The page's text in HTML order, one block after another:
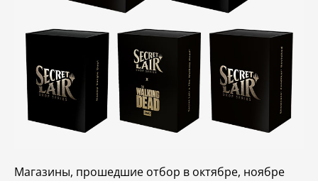
Магазины, прошедшие отбор в октябре, ноябре